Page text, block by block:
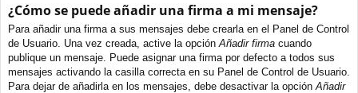
¿Cómo se puede añadir una firma a mi mensaje?
Para añadir una firma a sus mensajes debe crearla en el Panel de Control
de Usuario. Una vez creada, active la opción Añadir firma cuando
publique un mensaje. Puede asignar una firma por defecto a todos sus
mensajes activando la casilla correcta en su Panel de Control de Usuario.
Para dejar de añadirla en los mensajes, debe desactivar la opción Añadir